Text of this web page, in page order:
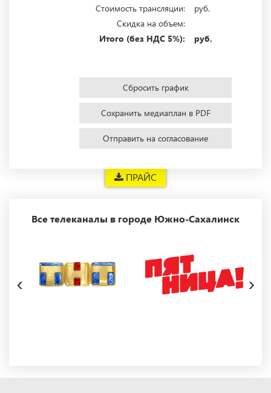
ПРАЙС
Стоимость трансляции:
руб.
Скидка на объем:
Итого (без НДС 5%):
руб.
Сбросить график
Сохранить медиаплан в PDF
Отправить на согласование
Все телеканалы в городе Южно-Сахалинск
‹ ›